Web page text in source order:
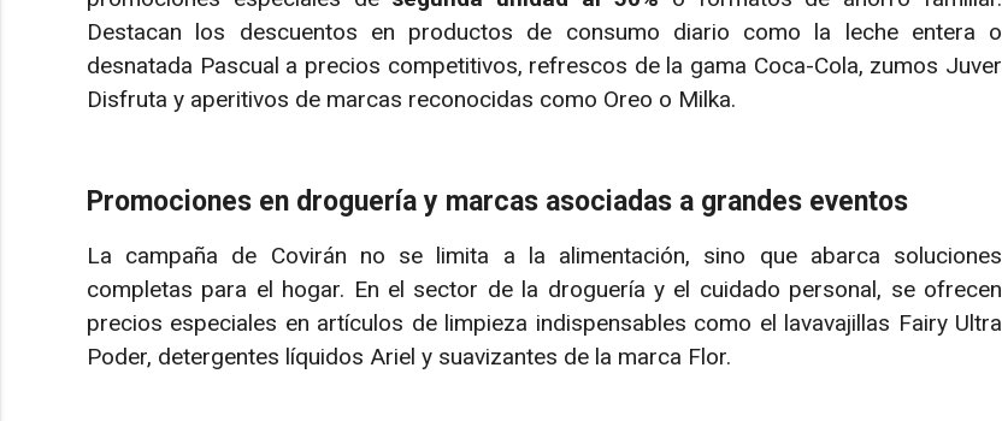
Destacan los descuentos en productos de consumo diario como la leche entera o
desnatada Pascual a precios competitivos, refrescos de la gama Coca-Cola, zumos Juver
Disfruta y aperitivos de marcas reconocidas como Oreo o Milka.
Promociones en droguería y marcas asociadas a grandes eventos
La campaña de Covirán no se limita a la alimentación, sino que abarca soluciones
completas para el hogar. En el sector de la droguería y el cuidado personal, se ofrecen
precios especiales en artículos de limpieza indispensables como el lavavajillas Fairy Ultra
Poder, detergentes líquidos Ariel y suavizantes de la marca Flor.